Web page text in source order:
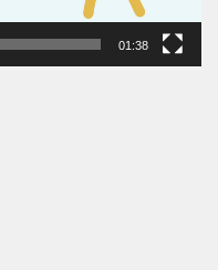
01:38